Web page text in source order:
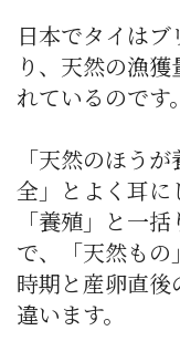
日本でタイは
り、天然の漁
れているのです。
「天然のほう
全」とよく耳に
「養殖」と一
で、「天然も
時期と産卵直
違います。